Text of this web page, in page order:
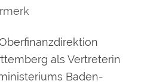
als Vertreterin
Baden-